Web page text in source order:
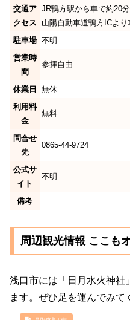
交通ア
クセス
JR鴨方駅から車で約20分
山陽自動車道鴨方ICより
駐車場 不明
営業時
間
参拝自由
休業日
無休
利用料
金
無料
問合せ
先
0865-44-9724
公式サ
イト
不明
備考
周辺観光情報 ここも
浅口市には「日月水火神社
ます。ぜひ足を運んでみて